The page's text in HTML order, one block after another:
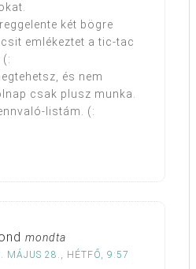
két bögre
emlékeztet a tic-tac
(:
és nem
csak plusz munka.
listám. (:
mondta
MÁJUS 28., HÉTFŐ, 9:57